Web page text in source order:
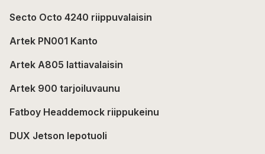
Secto Octo 4240 riippuvalaisin
Artek PN001 Kanto
Artek A805 lattiavalaisin
Artek 900 tarjoiluvaunu
Fatboy Headdemock riippukeinu
DUX Jetson lepotuoli